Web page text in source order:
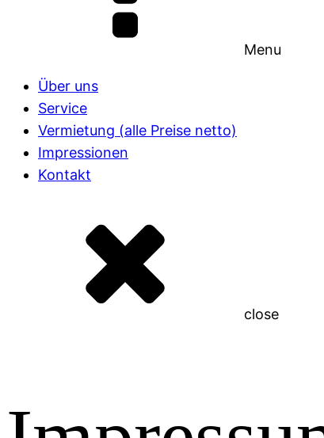
Menu
Über uns
Service
Vermietung (alle Preise netto)
Impressionen
Kontakt
close